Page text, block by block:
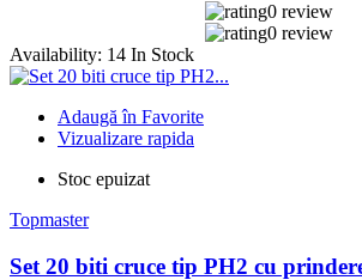
0 review
0 review
Availability: 14 In Stock
Adaugă în Favorite
Vizualizare rapida
Stoc epuizat
Topmaster
Set 20 biti cruce tip PH2 cu